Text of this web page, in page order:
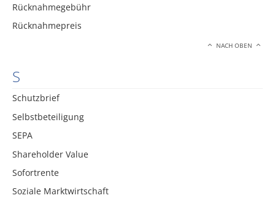
Rücknahmegebühr
Rücknahmepreis
NACH OBEN
S
Schutzbrief
Selbstbeteiligung
SEPA
Shareholder Value
Sofortrente
Soziale Marktwirtschaft